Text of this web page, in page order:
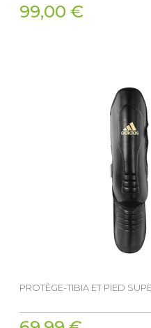
99,00 €
PROTÈGE-TIBIA ET PIED